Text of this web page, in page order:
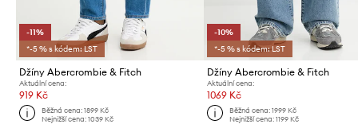
-11%
*-5 % s kódem: LST
Džíny Abercrombie & Fitch
Aktuální cena:
919 Kč
Běžná cena:1899 Kč
Nejnižší cena:1039 Kč
-10%
*-5 % s kódem: LST
Džíny Abercrombie & Fitch
Aktuální cena:
1069 Kč
Běžná cena: 1999 Kč
Nejnižší cena: 1199 Kč